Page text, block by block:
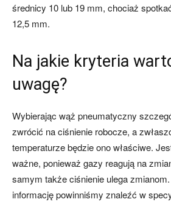
średnicy 10 lub 19 mm, chociaż
12,5 mm.
Na jakie kryteria
uwagę?
Wybierając wąż pneumatyczny
zwrócić na ciśnienie robocze, a
temperaturze będzie ono właściwe.
ważne, ponieważ gazy reagują na
samym także ciśnienie ulega
informację powinniśmy znaleźć w